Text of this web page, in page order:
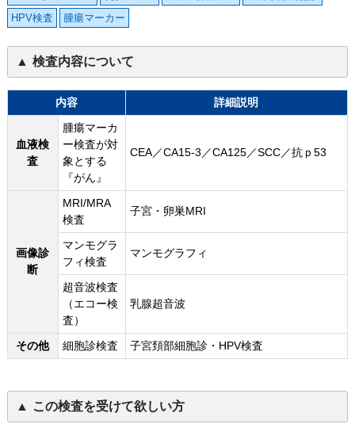
HPV検査
腫瘍マーカー
検査内容について
内容 詳細説明
血液検
査
腫瘍マーカ
ー検査が対
象とする
『がん』
CEA／CA15-3／CA125／SCC／抗ｐ53
画像診
断
MRI/MRA
検査
子宮・卵巣MRI
マンモグラ
フィ検査
マンモグラフィ
超音波検査
（エコー検
査）
乳腺超音波
その他 細胞診検査 子宮頚部細胞診・HPV検査
この検査を受けて欲しい方